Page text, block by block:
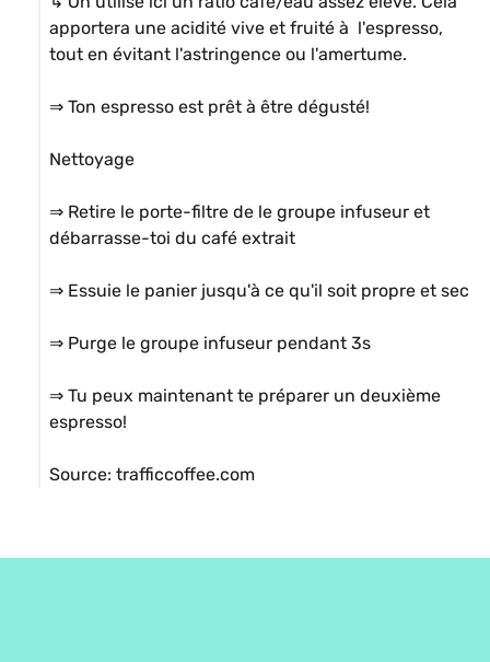
apportera une acidité vive et fruité à  l'espresso,
tout en évitant l'astringence ou l'amertume.
⇒ Ton espresso est prêt à être dégusté!
Nettoyage
⇒ Retire le porte-filtre de le groupe infuseur et
débarrasse-toi du café extrait
⇒ Essuie le panier jusqu'à ce qu'il soit propre et sec
⇒ Purge le groupe infuseur pendant 3s
⇒ Tu peux maintenant te préparer un deuxième
espresso!
Source: trafficcoffee.com